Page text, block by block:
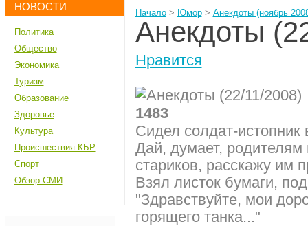
НОВОСТИ
Политика
Общество
Экономика
Туризм
Образование
Здоровье
Культура
Происшествия КБР
Спорт
Обзор СМИ
Начало> Юмор> Анекдоты (ноябрь
Анекдоты
Нравится
1483
Сидел солдат-истопник
Дай, думает,
стариков, расскажу им
Взял листок бумаги,
"Здравствуйте, мои
горящего танка..."